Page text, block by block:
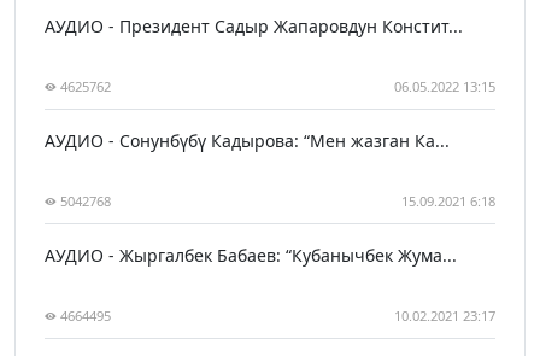
АУДИО - Президент Садыр Жапаровдун Констит...
4625762 06.05.2022 13:15
АУДИО - Сонунбүбү Кадырова: “Мен жазган Ка...
5042768 15.09.2021 6:18
АУДИО - Жыргалбек Бабаев: “Кубанычбек Жума...
4664495 10.02.2021 23:17